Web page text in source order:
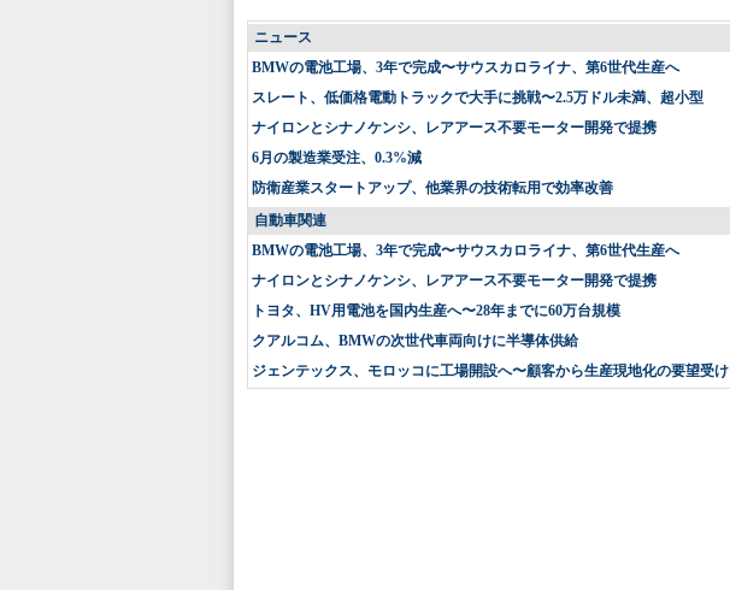
ニュース
BMWの電池工場、3年で完成〜サウスカロライナ、第6世代生産へ
スレート、低価格電動トラックで大手に挑戦〜2.5万ドル未満、超小型
ナイロンとシナノケンシ、レアアース不要モーター開発で提携
6月の製造業受注、0.3%減
防衛産業スタートアップ、他業界の技術転用で効率改善
自動車関連
BMWの電池工場、3年で完成〜サウスカロライナ、第6世代生産へ
ナイロンとシナノケンシ、レアアース不要モーター開発で提携
トヨタ、HV用電池を国内生産へ〜28年までに60万台規模
クアルコム、BMWの次世代車両向けに半導体供給
ジェンテックス、モロッコに工場開設へ〜顧客から生産現地化の要望受け